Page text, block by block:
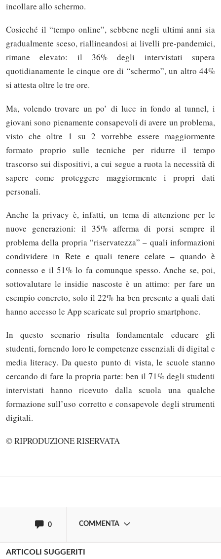
incollare allo schermo.
Cosicché il “tempo online”, sebbene negli ultimi anni sia
gradualmente sceso, riallineandosi ai livelli pre-pandemici,
rimane elevato: il 36% degli intervistati supera
quotidianamente le cinque ore di “schermo”, un altro 44%
si attesta oltre le tre ore.
Ma, volendo trovare un po’ di luce in fondo al tunnel, i
giovani sono pienamente consapevoli di avere un problema,
visto che oltre 1 su 2 vorrebbe essere maggiormente
formato proprio sulle tecniche per ridurre il tempo
trascorso sui dispositivi, a cui segue a ruota la necessità di
sapere come proteggere maggiormente i propri dati
personali.
Anche la privacy è, infatti, un tema di attenzione per le
nuove generazioni: il 35% afferma di porsi sempre il
problema della propria “riservatezza” – quali informazioni
condividere in Rete e quali tenere celate – quando è
connesso e il 51% lo fa comunque spesso. Anche se, poi,
sottovalutare le insidie nascoste è un attimo: per fare un
esempio concreto, solo il 22% ha ben presente a quali dati
hanno accesso le App scaricate sul proprio smartphone.
In questo scenario risulta fondamentale educare gli
studenti, fornendo loro le competenze essenziali di digital e
media literacy. Da questo punto di vista, le scuole stanno
cercando di fare la propria parte: ben il 71% degli studenti
intervistati hanno ricevuto dalla scuola una qualche
formazione sull’uso corretto e consapevole degli strumenti
digitali.
© RIPRODUZIONE RISERVATA
0 COMMENTA
Solo gli utenti registrati possono
ARTICOLI SUGGERITI